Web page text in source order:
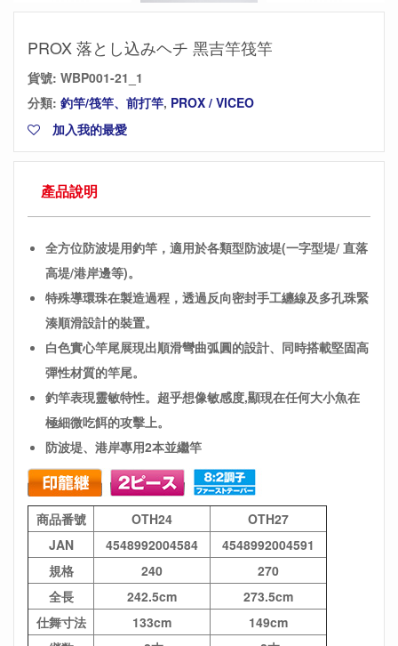
PROX 落とし込みヘチ 黑吉竿筏竿
貨號: WBP001-21_1
分類: 釣竿/筏竿、前打竿, PROX / VICEO
加入我的最愛
產品說明
全方位防波堤用釣竿，適用於各類型防波堤(一字型堤/ 直落
高堤/港岸邊等)。
特殊導環珠在製造過程，透過反向密封手工纏線及多孔珠緊
湊順滑設計的裝置。
白色實心竿尾展現出順滑彎曲弧圓的設計、同時搭載堅固高
彈性材質的竿尾。
釣竿表現靈敏特性。超乎想像敏感度,顯現在任何大小魚在
極細微吃餌的攻擊上。
防波堤、港岸專用2本並繼竿
商品番號 OTH24
OTH27
JAN
4548992004584
4548992004591
規格
240
270
全長
242.5cm
273.5cm
仕舞寸法
133cm
149cm